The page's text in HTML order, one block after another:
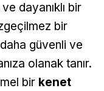
dayanıklı bir
bir
güvenli ve
olanak tanır.
bir kenet